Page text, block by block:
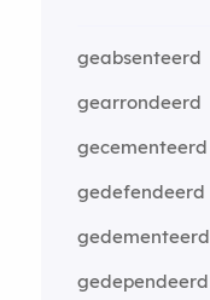
geabsenteerd
gearrondeerd
gecementeerd
gedefendeerd
gedementeerd
gedependeerd